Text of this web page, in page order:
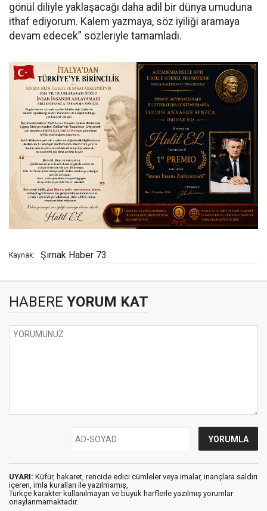
gönül diliyle yaklaşacağı daha adil bir dünya umuduna
ithaf ediyorum. Kalem yazmaya, söz iyiliği aramaya
devam edecek” sözleriyle tamamladı.
Kaynak: Şırnak Haber 73
HABERE YORUM KAT
UYARI: Küfür, hakaret, rencide edici cümleler veya imalar, inançlara saldırı
içeren, imla kuralları ile yazılmamış,
Türkçe karakter kullanılmayan ve büyük harflerle yazılmış yorumlar
onaylanmamaktadır.